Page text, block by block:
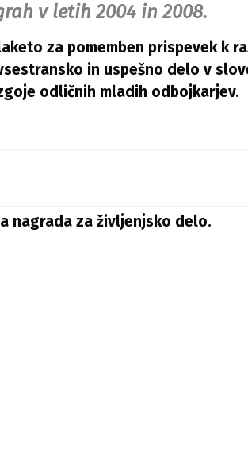
v letih 2004 in 2008.
za pomemben prispevek k
in uspešno delo v
odličnih mladih odbojkarjev.
nagrada za življenjsko delo.